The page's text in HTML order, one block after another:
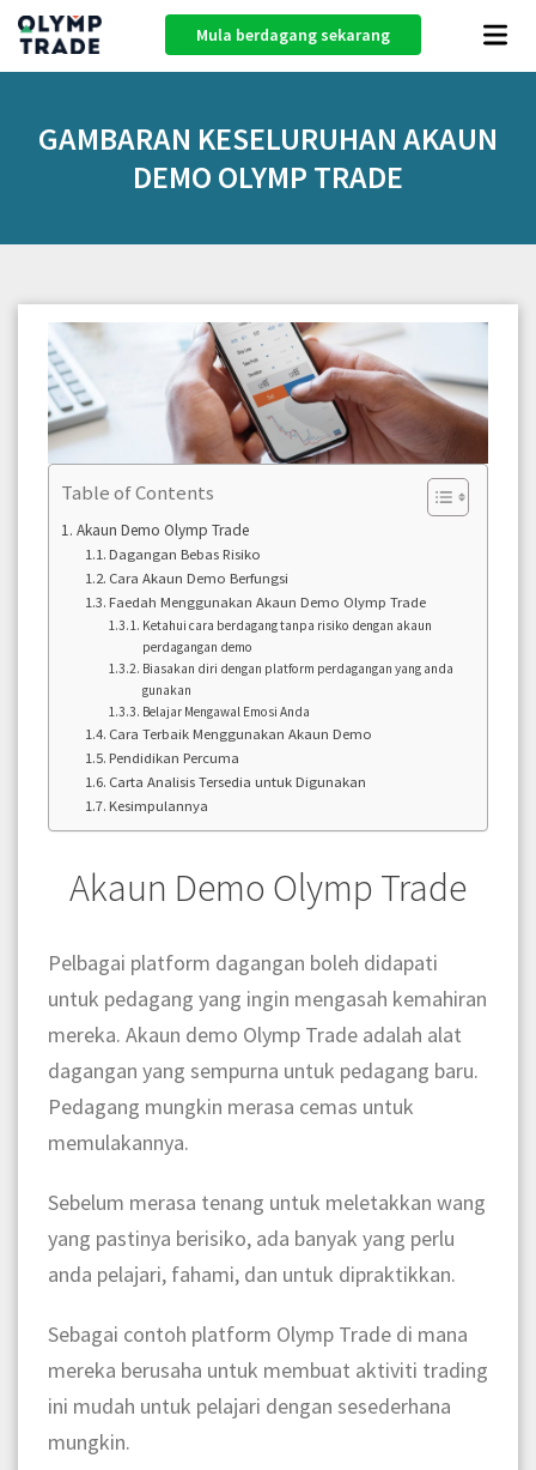
Mula berdagang sekarang
GAMBARAN KESELURUHAN AKAUN
DEMO OLYMP TRADE
Table of Contents
Akaun Demo Olymp Trade
Dagangan Bebas Risiko
Cara Akaun Demo Berfungsi
Faedah Menggunakan Akaun Demo Olymp Trade
Ketahui cara berdagang tanpa risiko dengan akaun
perdagangan demo
Biasakan diri dengan platform perdagangan yang anda
gunakan
Belajar Mengawal Emosi Anda
Cara Terbaik Menggunakan Akaun Demo
Pendidikan Percuma
Carta Analisis Tersedia untuk Digunakan
Kesimpulannya
Akaun Demo Olymp Trade
Pelbagai platform dagangan boleh didapati
untuk pedagang yang ingin mengasah kemahiran
mereka. Akaun demo Olymp Trade adalah alat
dagangan yang sempurna untuk pedagang baru.
Pedagang mungkin merasa cemas untuk
memulakannya.
Sebelum merasa tenang untuk meletakkan wang
yang pastinya berisiko, ada banyak yang perlu
anda pelajari, fahami, dan untuk dipraktikkan.
Sebagai contoh platform Olymp Trade di mana
mereka berusaha untuk membuat aktiviti trading
ini mudah untuk pelajari dengan sesederhana
mungkin.